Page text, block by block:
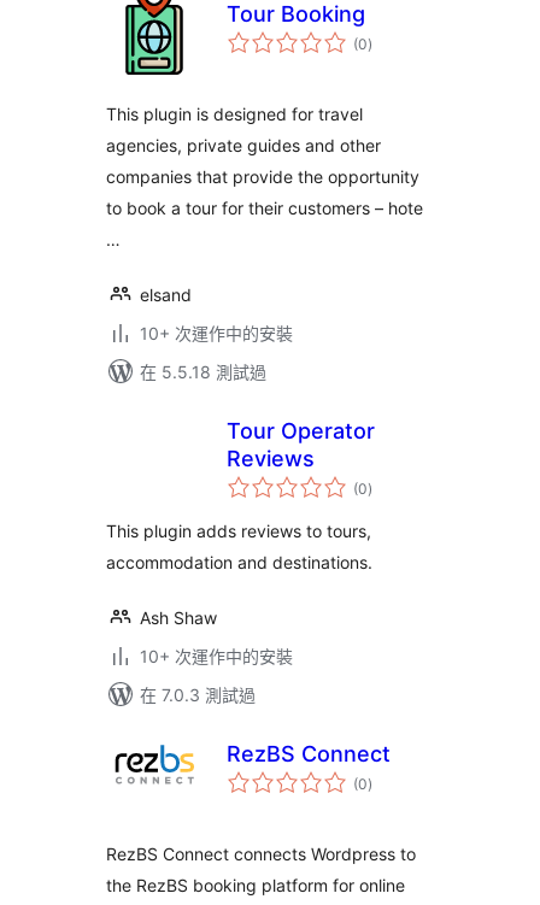
Tour Booking
(0總
評)
This plugin is designed for travel
agencies, private guides and other
companies that provide the opportunity
to book a tour for their customers – hote
…
elsand
10+ 次運作中的安裝
在 5.5.18 測試過
Tour Operator
Reviews
(0總
評)
This plugin adds reviews to tours,
accommodation and destinations.
Ash Shaw
10+ 次運作中的安裝
在 7.0.3 測試過
RezBS Connect
(0總
評)
RezBS Connect connects Wordpress to
the RezBS booking platform for online